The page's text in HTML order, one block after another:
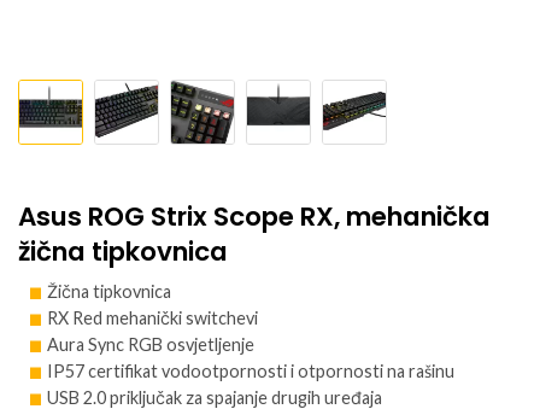
Asus ROG Strix Scope RX, mehanička
žična tipkovnica
Žična tipkovnica
RX Red mehanički switchevi
Aura Sync RGB osvjetljenje
IP57 certifikat vodootpornosti i otpornosti na rašinu
USB 2.0 priključak za spajanje drugih uređaja